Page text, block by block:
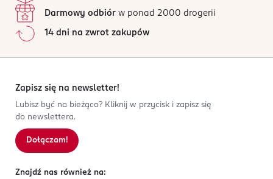
Darmowy odbiór w ponad 2000 drogerii
14 dni na zwrot zakupów
Zapisz się na newsletter!
Lubisz być na bieżąco? Kliknij w przycisk i zapisz się
do newslettera.
Dołączam!
Znajdź nas również na: